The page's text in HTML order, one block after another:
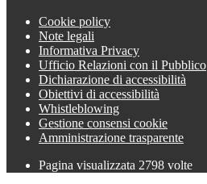
Cookie policy
Note legali
Informativa Privacy
Ufficio Relazioni con il Pubblico
Dichiarazione di accessibilità
Obiettivi di accessibilità
Whistleblowing
Gestione consensi cookie
Amministrazione trasparente
Pagina visualizzata 2798 volte